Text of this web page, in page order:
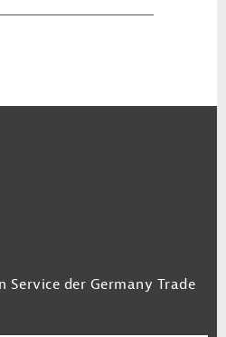
Service der Germany Trade